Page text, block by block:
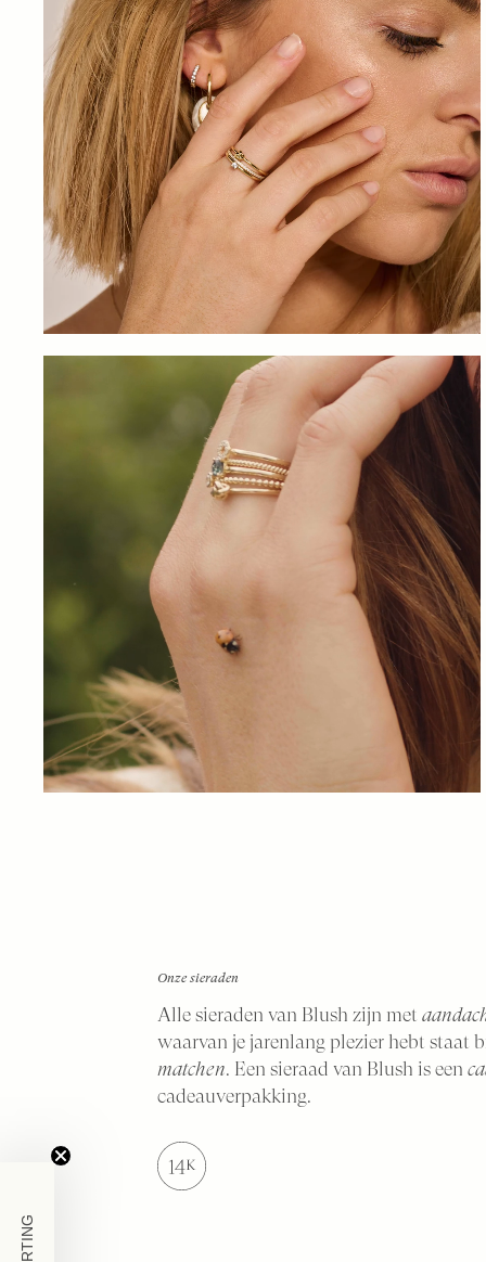
Onze sieraden
Alle sieraden van Blush zijn met
waarvan je jarenlang plezier hebt staat
matchen. Een sieraad van Blush is een
cadeauverpakking.